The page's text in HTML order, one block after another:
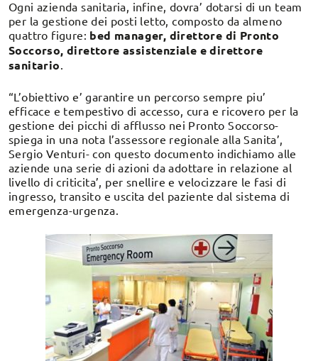
Ogni azienda sanitaria, infine, dovra’ dotarsi di un team
per la gestione dei posti letto, composto da almeno
quattro figure: bed manager, direttore di Pronto
Soccorso, direttore assistenziale e direttore
sanitario.
“L’obiettivo e’ garantire un percorso sempre piu’
efficace e tempestivo di accesso, cura e ricovero per la
gestione dei picchi di afflusso nei Pronto Soccorso-
spiega in una nota l’assessore regionale alla Sanita’,
Sergio Venturi- con questo documento indichiamo alle
aziende una serie di azioni da adottare in relazione al
livello di criticita’, per snellire e velocizzare le fasi di
ingresso, transito e uscita del paziente dal sistema di
emergenza-urgenza.